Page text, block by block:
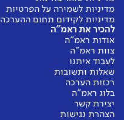
מדיניות לשמירה על הפרטיות
מדיניות לקידום תחום ההערכה
להכיר את ראמ"ה
אודות ראמ"ה
צוות ראמ"ה
לעבוד איתנו
שאלות ותשובות
רכזות הערכה
בלוג ראמ"ה
יצירת קשר
הצהרת נגישות